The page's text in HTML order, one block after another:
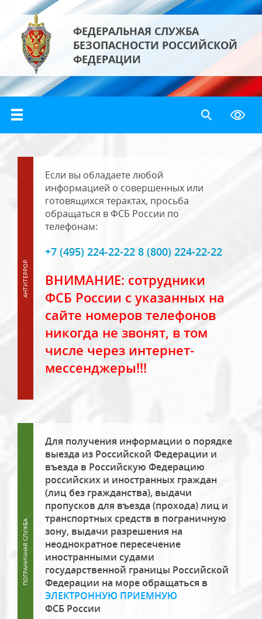
ФЕДЕРАЛЬНАЯ СЛУЖБА
БЕЗОПАСНОСТИ РОССИЙСКОЙ
ФЕДЕРАЦИИ
Если вы обладаете любой
информацией о совершенных или
готовящихся терактах, просьба
обращаться в ФСБ России по
телефонам:
+7 (495) 224-22-22 8 (800) 224-22-22
ВНИМАНИЕ: сотрудники
ФСБ России с указанных на
сайте номеров телефонов
никогда не звонят, в том
числе через интернет-
мессенджеры!!!
Для получения информации о порядке
выезда из Российской Федерации и
въезда в Российскую Федерацию
российских и иностранных граждан
(лиц без гражданства), выдачи
пропусков для въезда (прохода) лиц и
транспортных средств в пограничную
зону, выдачи разрешения на
неоднократное пересечение
иностранными судами
государственной границы Российской
Федерации на море обращаться в
ЭЛЕКТРОННУЮ ПРИЕМНУЮ
ФСБ России